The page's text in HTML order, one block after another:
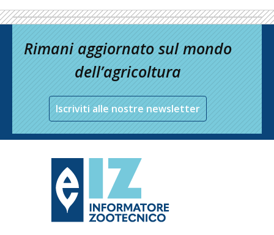
Rimani aggiornato sul mondo
dell’agricoltura
Iscriviti alle nostre newsletter